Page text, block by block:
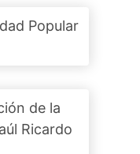
Popular
de la
Ricardo